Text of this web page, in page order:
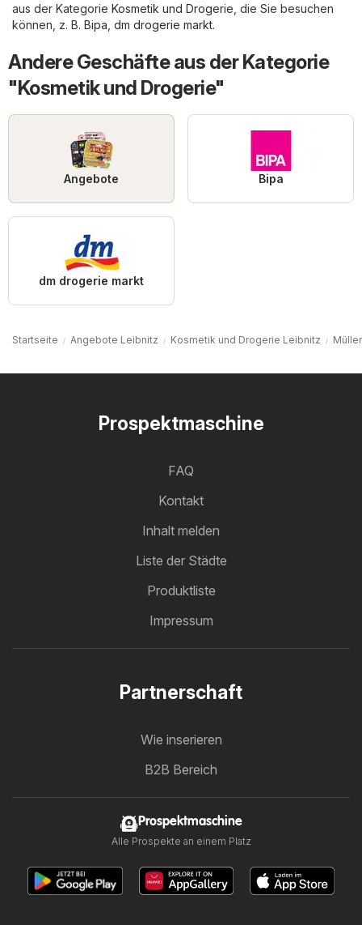
aus der Kategorie Kosmetik und Drogerie , die Sie besuchen
können, z. B. Bipa dm drogerie markt.
Andere Geschäfte aus der Kategorie
"Kosmetik und Drogerie"
Angebote Bipa
dm drogerie markt
Startseite Angebote Leibnitz Kosmetik und Drogerie Leibnitz
Prospektmaschine
FAQ
Kontakt
Inhalt melden
Liste der Städte
Produktliste
Impressum
Partnerschaft
Wie inserieren
B2B Bereich
Prospektmaschine
Alle Prospekte an einem Platz